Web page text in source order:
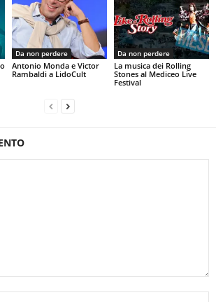
Da non perdere
Antonio Monda e Victor
Rambaldi a LidoCult
Da non perdere
La musica dei Rolling
Stones al Mediceo Live
Festival